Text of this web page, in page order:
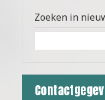
Zoeken in